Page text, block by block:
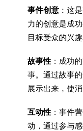
事件创意 ：这
力的创意是成
目标受众的兴
故事性 ：成功
事。通过故事
展示出来，使
互动性 ：事件
动，通过参与